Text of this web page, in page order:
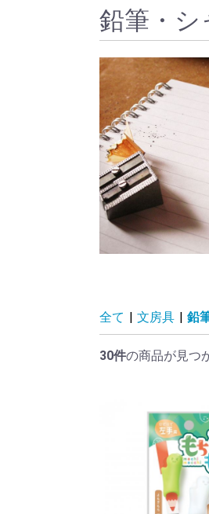
鉛筆・シ
全て 文房具 鉛
30件の商品が見つ